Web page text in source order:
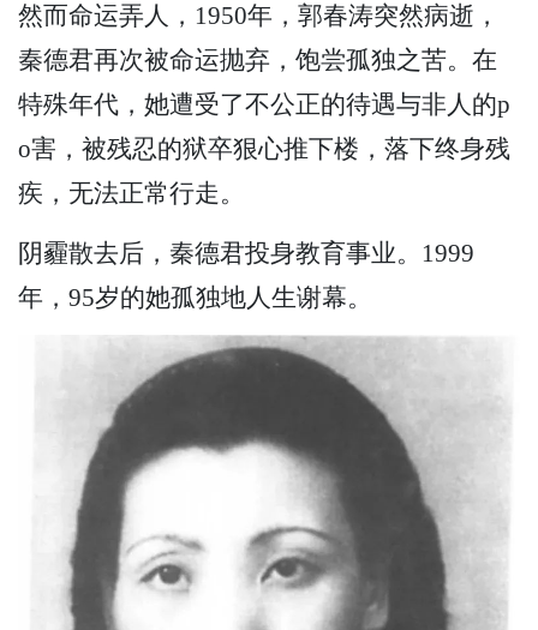
然而命运弄人，1950年，郭春涛突然病逝，
秦德君再次被命运抛弃，饱尝孤独之苦。在
特殊年代，她遭受了不公正的待遇与非人的p
o害，被残忍的狱卒狠心推下楼，落下终身残
疾，无法正常行走。
阴霾散去后，秦德君投身教育事业。1999
年，95岁的她孤独地人生谢幕。